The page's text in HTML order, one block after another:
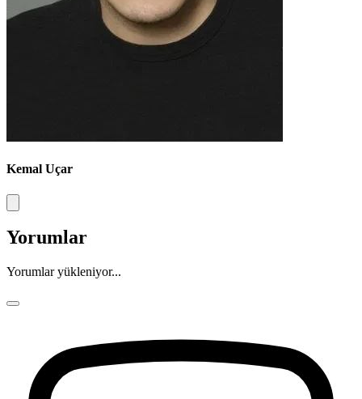
Kemal Uçar
Yorumlar
Yorumlar yükleniyor...